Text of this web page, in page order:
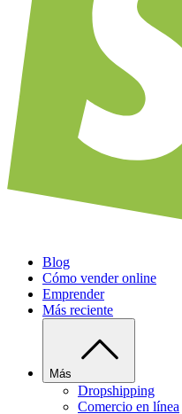
Blog
Cómo vender online
Emprender
Más reciente
Más
Dropshipping
Comercio en línea